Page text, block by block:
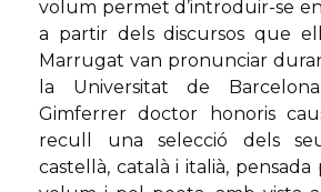
volum permet d’introduir-se
a partir dels discursos que
Marrugat van pronunciar
la Universitat de
Gimferrer doctor honoris
recull una selecció dels
castellà, català i italià,